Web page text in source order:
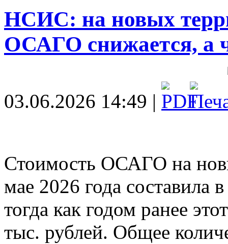
НСИС: на новых
ОСАГО снижается, а
03.06.2026 14:49 |
Стоимость ОСАГО на
мае 2026 года составила
тогда как годом ранее
тыс. рублей. Общее